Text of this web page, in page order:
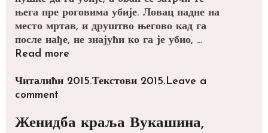
њега пре роговима убије. Ловац падне на
место мртав, и друштво његово кад га
после нађе, не знајући ко га је убио, …
Read moreЗлаторуни
Categories
Читалићи 2015.Tags
Текстови 2015.Leave a
comment
Женидба краља Вукашина,